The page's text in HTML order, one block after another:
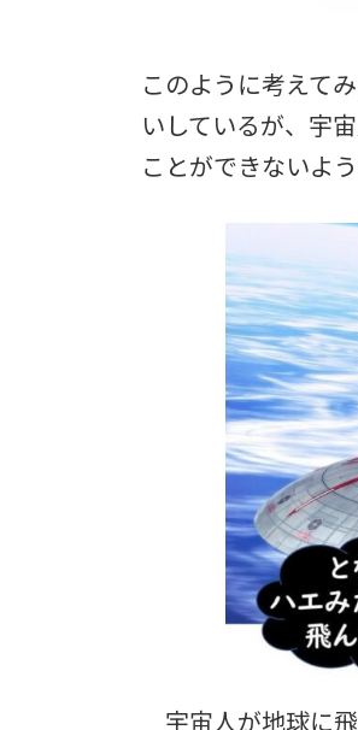
このように考えて
いしているが、宇
ことができないよ
宇宙人が地球に